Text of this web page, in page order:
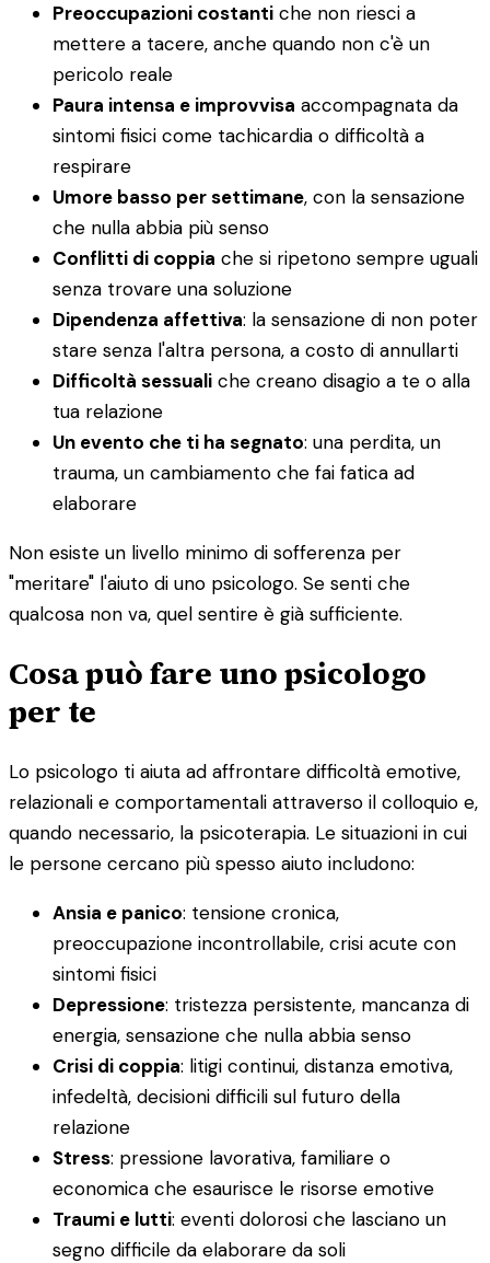
Preoccupazioni costanti che non riesci a
mettere a tacere, anche quando non c'è un
pericolo reale
Paura intensa e improvvisa accompagnata da
sintomi fisici come tachicardia o difficoltà a
respirare
Umore basso per settimane, con la sensazione
che nulla abbia più senso
Conflitti di coppia che si ripetono sempre uguali
senza trovare una soluzione
Dipendenza affettiva: la sensazione di non poter
stare senza l'altra persona, a costo di annullarti
Difficoltà sessuali che creano disagio a te o alla
tua relazione
Un evento che ti ha segnato: una perdita, un
trauma, un cambiamento che fai fatica ad
elaborare
Non esiste un livello minimo di sofferenza per
"meritare" l'aiuto di uno psicologo. Se senti che
qualcosa non va, quel sentire è già sufficiente.
Cosa può fare uno psicologo
per te
Lo psicologo ti aiuta ad affrontare difficoltà emotive,
relazionali e comportamentali attraverso il colloquio e,
quando necessario, la psicoterapia. Le situazioni in cui
le persone cercano più spesso aiuto includono:
Ansia e panico: tensione cronica,
preoccupazione incontrollabile, crisi acute con
sintomi fisici
Depressione: tristezza persistente, mancanza di
energia, sensazione che nulla abbia senso
Crisi di coppia: litigi continui, distanza emotiva,
infedeltà, decisioni difficili sul futuro della
relazione
Stress: pressione lavorativa, familiare o
economica che esaurisce le risorse emotive
Traumi e lutti: eventi dolorosi che lasciano un
segno difficile da elaborare da soli